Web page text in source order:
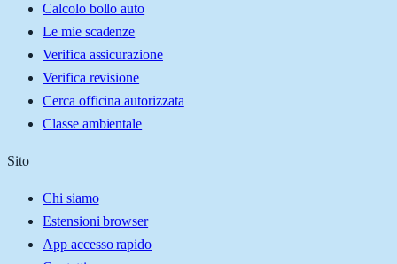
Calcolo bollo auto
Le mie scadenze
Verifica assicurazione
Verifica revisione
Cerca officina autorizzata
Classe ambientale
Sito
Chi siamo
Estensioni browser
App accesso rapido